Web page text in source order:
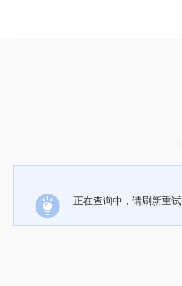
正在查询中，请刷新重试